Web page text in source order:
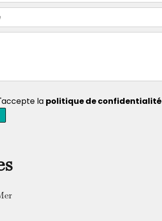
la politique de confidentialité